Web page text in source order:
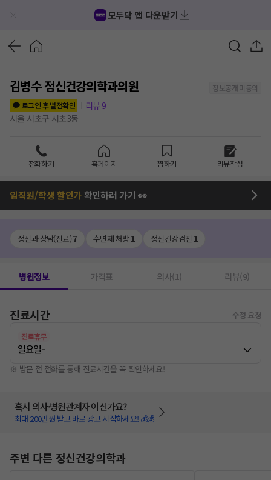
모두닥 앱 다운받기
김병수 정신건강의학과의원
정보공개 미동의
로그인 후 별점확인
리뷰 9
서울 서초구 서초3동
전화하기 홈페이지 찜하기 리뷰작성
임직원/학생 할인가확인하러 가기 👀
정신과 상담(진료)7 수면제 처방1 정신건강검진 1
병원정보 가격표 의사(1) 리뷰(9)
진료시간 수정 요청
진료휴무
일요일-
※ 방문 전 전화를 통해 진료시간을 꼭 확인하세요!
혹시 의사·병원관계자 이신가요?
최대 200만원 받고 바로 광고 시작하세요! 💰💰
주변 다른 정신건강의학과